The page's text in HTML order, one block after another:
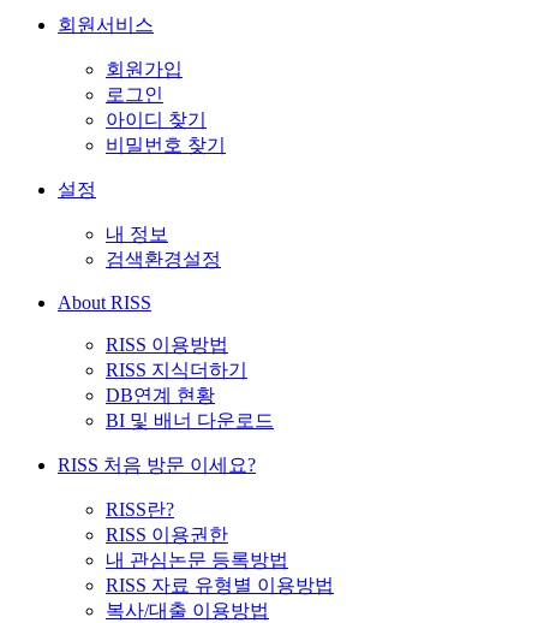
회원서비스
회원가입
로그인
아이디 찾기
비밀번호 찾기
설정
내 정보
검색환경설정
About RISS
RISS 이용방법
RISS 지식더하기
DB연계 현황
BI 및 배너 다운로드
RISS 처음 방문 이세요?
RISS란?
RISS 이용권한
내 관심논문 등록방법
RISS 자료 유형별 이용방법
복사/대출 이용방법